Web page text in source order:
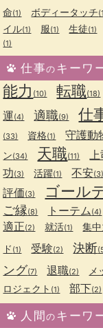
命(1) ボディータッチ
イル(1) 服(1) 生徒(1)
(1)
仕事のキーワ
能力 (10) 転職(18)
運(4) 適職(9) 仕
(33) 資格(1) 守護動
ン(34) 天職(11)
功(3) 活躍(1) 不安(3)
評価(3) ゴール
ご縁(8) トーテム (4)
適正(2) 就活(1) 集中
ド (1) 受験(2) 決断
ング(7) 退職(2) メ
ロジェクト (1) 部下(2)
人間のキーワ